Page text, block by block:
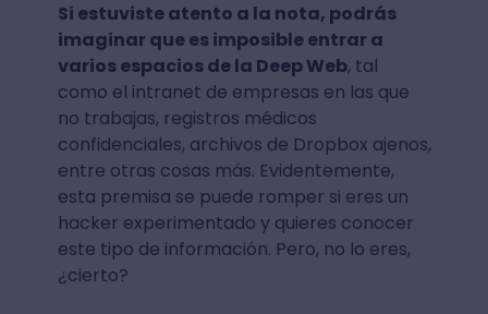
Si estuviste atento a la nota, podrás
imaginar que es imposible entrar a
varios espacios de la Deep Web, tal
como el intranet de empresas en las que
no trabajas, registros médicos
confidenciales, archivos de Dropbox ajenos,
entre otras cosas más. Evidentemente,
esta premisa se puede romper si eres un
hacker experimentado y quieres conocer
este tipo de información. Pero, no lo eres,
¿cierto?